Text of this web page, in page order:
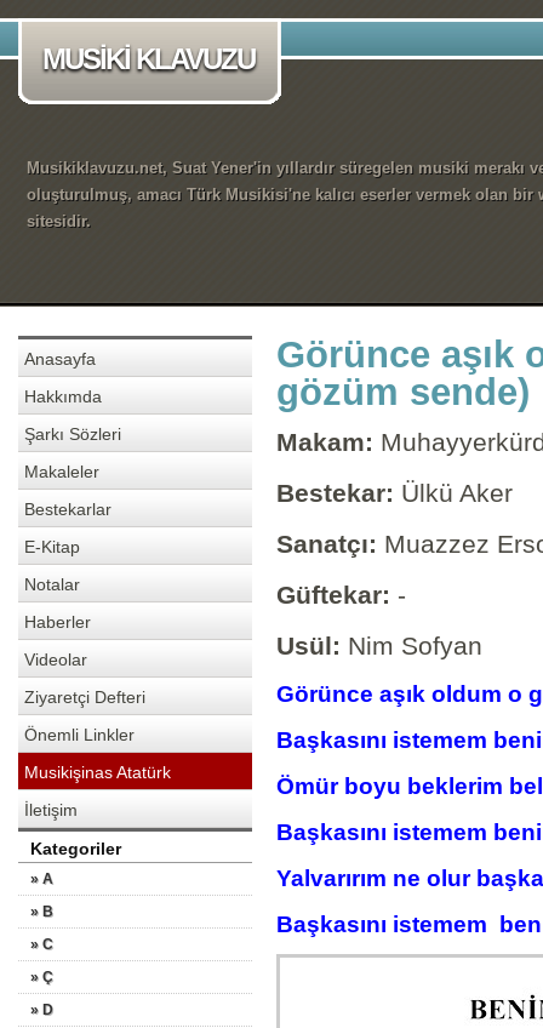
MUSİKİ KLAVUZU
Musikiklavuzu.net, Suat Yener'in yıllardır süregelen musiki merakı
oluşturulmuş, amacı Türk Musikisi'ne kalıcı eserler vermek olan bir
sitesidir.
Anasayfa
Hakkımda
Şarkı Sözleri
Makaleler
Bestekarlar
E-Kitap
Notalar
Haberler
Videolar
Ziyaretçi Defteri
Önemli Linkler
Musikişinas Atatürk
İletişim
Kategoriler
» A
» B
» C
» Ç
» D
Görünce aşık
gözüm sende)
Makam:
Bestekar: Ülkü Aker
Sanatçı: Muazzez
Güftekar: -
Usül: Nim Sofyan
Görünce aşık
Başkasını istemem
Ömür boyu beklerim
Başkasını istemem
Yalvarırım ne olur
Başkasını istemem